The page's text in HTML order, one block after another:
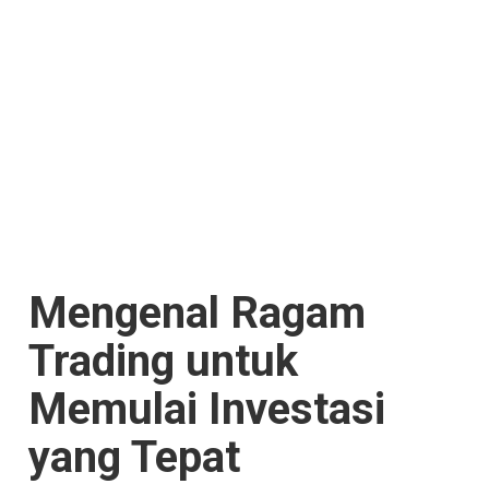
Mengenal Ragam
Trading untuk
Memulai Investasi
yang Tepat